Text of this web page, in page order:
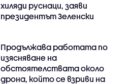
хиляди руснаци, заяви
президентът Зеленски
Продължава работата по
изясняване на
обстоятелствата около
дрона, който се взриви на